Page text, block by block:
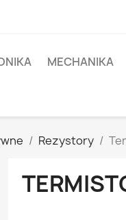
MECHANIKA
Rezystory